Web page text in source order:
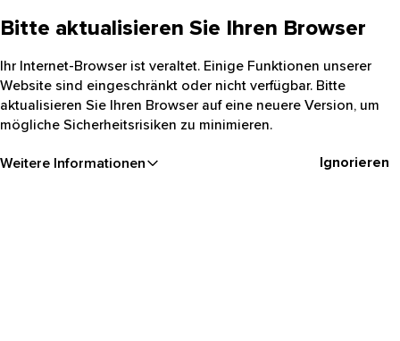
Bitte aktualisieren Sie Ihren Browser
Ihr Internet-Browser ist veraltet. Einige Funktionen unserer
Website sind eingeschränkt oder nicht verfügbar. Bitte
aktualisieren Sie Ihren Browser auf eine neuere Version, um
mögliche Sicherheitsrisiken zu minimieren.
Weitere Informationen Ignorieren